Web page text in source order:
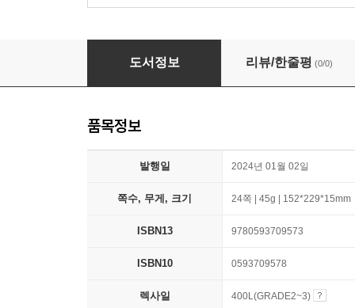
Step Into Reading 1 : PAW Patrol: Rubble &
도서정보 리뷰/한줄평 (0/0)
품목정보
발행일 2024년 01월 02일
쪽수, 무게, 크기 24쪽 | 45g | 152*229*15mm
ISBN13 9780593709573
ISBN10 0593709578
렉사일 400L(GRADE2~3)